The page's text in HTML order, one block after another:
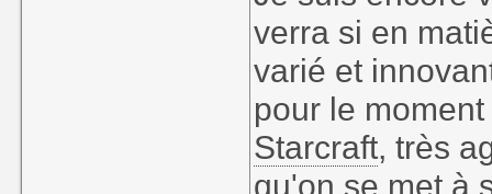
verra si en
varié et
pour le
Starcraft, très
qu'on se met à